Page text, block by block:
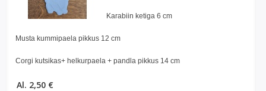
Karabiin ketiga 6 cm
Musta kummipaela pikkus 12 cm
Corgi kutsikas+ helkurpaela + pandla pikkus 14 cm
Al. 2,50 €